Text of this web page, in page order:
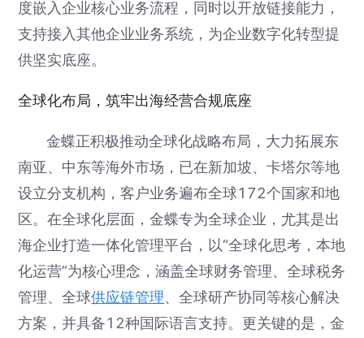
度嵌入企业核心业务流程，同时以开放链接能力，
支持接入其他企业业务系统，为企业数字化转型提
供坚实底座。
全球化布局，筑牢出海经营合规底座
金蝶正积极推动全球化战略布局，大力拓展东
南亚、中东等海外市场，已在新加坡、卡塔尔等地
设立分支机构，客户业务遍布全球172个国家和地
区。在全球化层面，金蝶专为全球企业，尤其是出
海企业打造一体化管理平台，以“全球化思考，本地
化运营”为核心理念，涵盖全球财务管理、全球税务
管理、全球供应链管理、全球研产协同等核心解决
方案，并具备12种国际语言支持。更关键的是，金